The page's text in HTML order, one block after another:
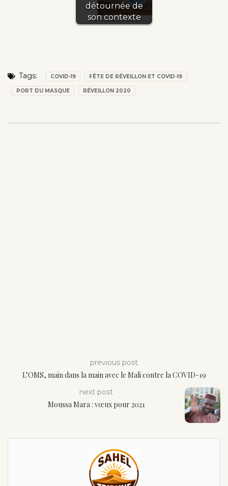
détournée de
son contexte
Tags: COVID-19 FÊTE DE RÉVEILLON ET COVID-19
PORT DU MASQUE RÉVEILLON 2020
previous post
L’OMS, main dans la main avec le Mali contre la COVID-19
next post
Moussa Mara : vœux pour 2021